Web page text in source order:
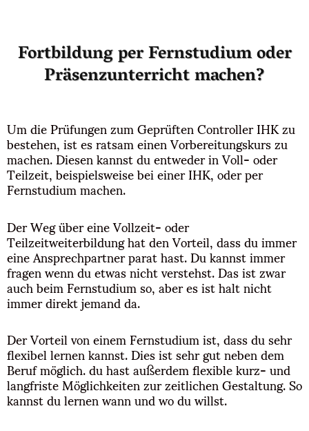
Fortbildung per Fernstudium oder
Präsenzunterricht machen?
Um die Prüfungen zum Geprüften Controller IHK zu
bestehen, ist es ratsam einen Vorbereitungskurs zu
machen. Diesen kannst du entweder in Voll- oder
Teilzeit, beispielsweise bei einer IHK, oder per
Fernstudium machen.
Der Weg über eine Vollzeit- oder
Teilzeitweiterbildung hat den Vorteil, dass du immer
eine Ansprechpartner parat hast. Du kannst immer
fragen wenn du etwas nicht verstehst. Das ist zwar
auch beim Fernstudium so, aber es ist halt nicht
immer direkt jemand da.
Der Vorteil von einem Fernstudium ist, dass du sehr
flexibel lernen kannst. Dies ist sehr gut neben dem
Beruf möglich. du hast außerdem flexible kurz- und
langfriste Möglichkeiten zur zeitlichen Gestaltung. So
kannst du lernen wann und wo du willst.